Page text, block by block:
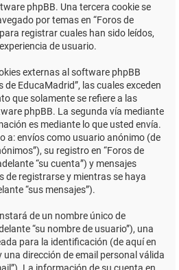
phpBB. Una tercera cookie se
por temas en “Foros de
registrar cuales han sido leídos,
de usuario.
externas al software phpBB
EducaMadrid”, las cuales exceden
que solamente se refiere a las
phpBB. La segunda vía mediante
es mediante lo que usted envía.
a: envíos como usuario anónimo (de
su registro en “Foros de
“su cuenta”) y mensajes
de registrarse y mientras se haya
“sus mensajes”).
de un nombre único de
“su nombre de usuario”), una
para la identificación (de aquí en
una dirección de email personal válida
La información de su cuenta en